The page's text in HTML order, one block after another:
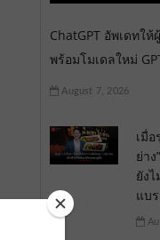
ChatGPT อัพเดทใ
พร้อมโมเดลใหม่
August 7, 2026
เมื่
ย่า
ยัง
แบ